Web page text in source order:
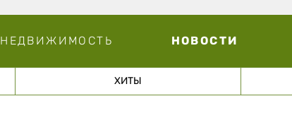
НЕДВИЖИМОСТЬ НОВОСТИ
ХИТЫ